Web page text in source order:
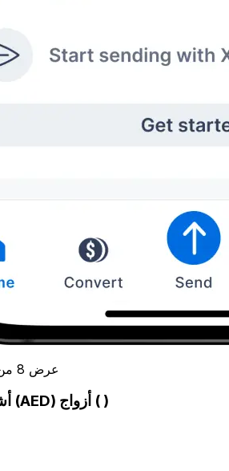
عرض 8 من أزواج العملات الشائعة
أشهر الدرهم الإماراتي (AED) أزواج ( )